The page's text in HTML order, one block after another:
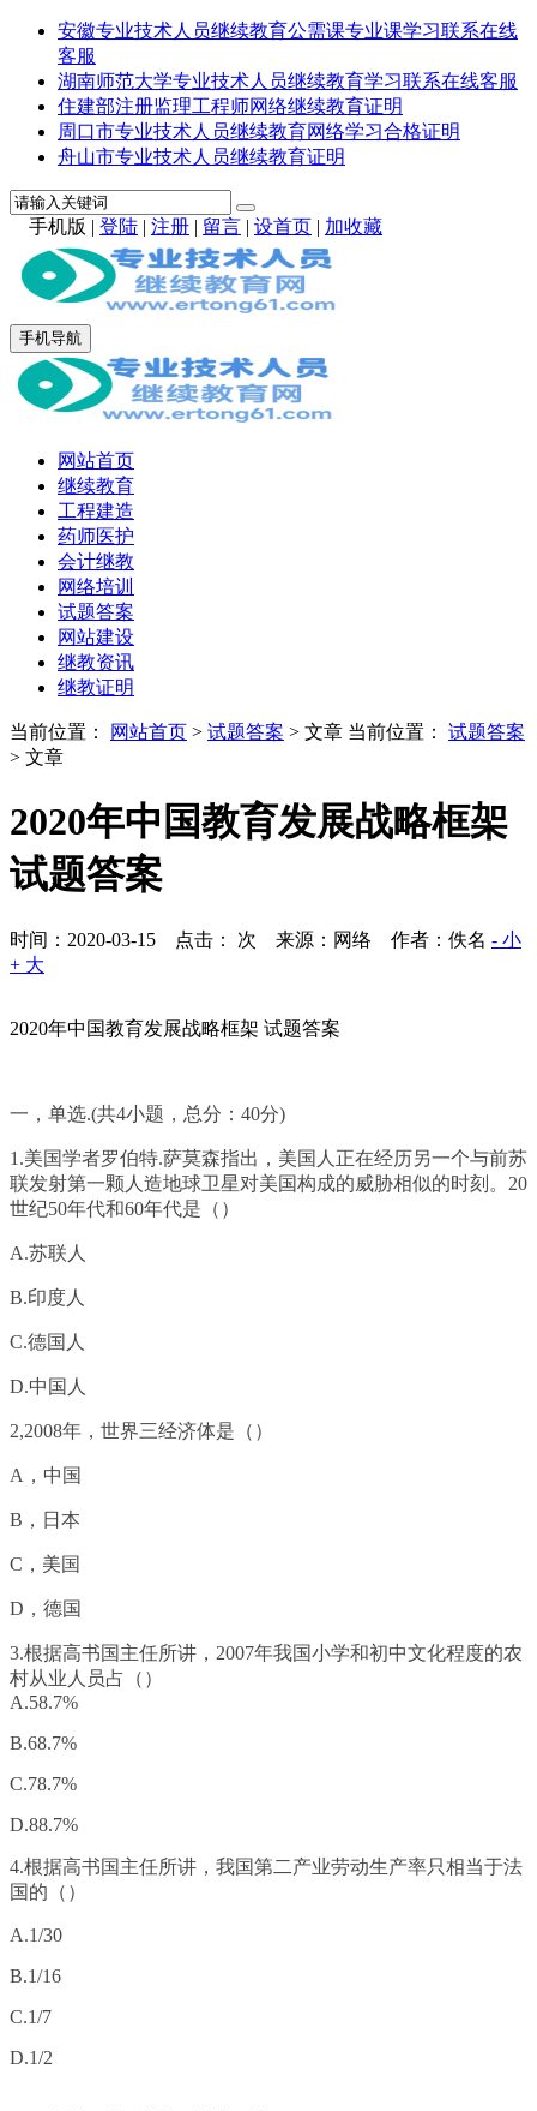
安徽专业技术人员继续教育公需课专业课学习联系在线
客服
湖南师范大学专业技术人员继续教育学习联系在线客服
住建部注册监理工程师网络继续教育证明
周口市专业技术人员继续教育网络学习合格证明
舟山市专业技术人员继续教育证明
手机版 | 登陆 | 注册 | 留言 | 设首页 | 加收藏
手机导航
网站首页
继续教育
工程建造
药师医护
会计继教
网络培训
试题答案
网站建设
继教资讯
继教证明
当前位置： 网站首页 > 试题答案 > 文章 当前位置： 试题答案
> 文章
2020年中国教育发展战略框架
试题答案
时间：2020-03-15 点击： 次 来源：网络 作者：佚名 - 小
+ 大
2020年中国教育发展战略框架 试题答案
一，单选.(共4小题，总分：40分)
1.美国学者罗伯特.萨莫森指出，美国人正在经历另一个与前苏
联发射第一颗人造地球卫星对美国构成的威胁相似的时刻。20
世纪50年代和60年代是（）
A.苏联人
B.印度人
C.德国人
D.中国人
2,2008年，世界三经济体是（）
A，中国
B，日本
C，美国
D，德国
3.根据高书国主任所讲，2007年我国小学和初中文化程度的农
村从业人员占（）
A.58.7%
B.68.7%
C.78.7%
D.88.7%
4.根据高书国主任所讲，我国第二产业劳动生产率只相当于法
国的（）
A.1/30
B.1/16
C.1/7
D.1/2